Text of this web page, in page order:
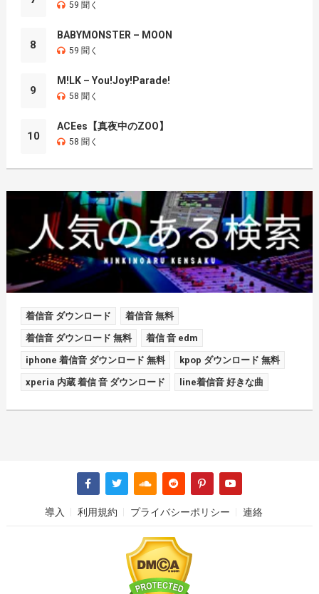
59 聞く
8
BABYMONSTER – MOON
59 聞く
9
M!LK – You!Joy!Parade!
58 聞く
10
ACEes【真夜中のZOO】
58 聞く
着信音 ダウンロード 着信音 無料
着信音 ダウンロード 無料 着信 音 edm
iphone 着信音 ダウンロード 無料 kpop ダウンロード 無料
xperia 内蔵 着信 音 ダウンロード line着信音 好きな曲
導入 利用規約 プライバシーポリシー 連絡